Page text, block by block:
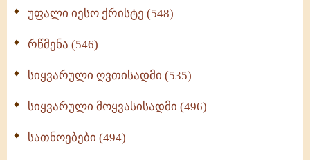
უფალი იესო ქრისტე (548)
რწმენა (546)
სიყვარული ღვთისადმი (535)
სიყვარული მოყვასისადმი (496)
სათნოებები (494)